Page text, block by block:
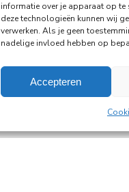
informatie over je apparaat op
deze technologieën kunnen wij
verwerken. Als je geen
nadelige invloed hebben op
Accepteren